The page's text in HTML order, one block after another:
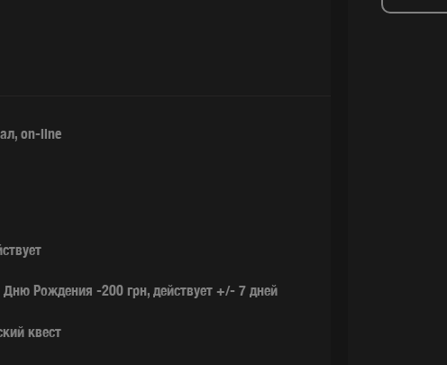
on-line
Дню Рождения -200 грн, действует +/- 7 дней
квест